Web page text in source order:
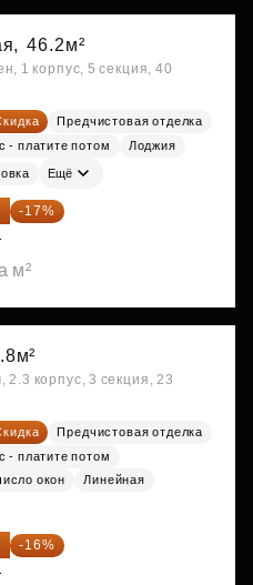
46.2м²
1 корпус, 5 секция, 40
Предчистовая отделка
- платите потом
Лоджия
Ещё
-17%
м²
корпус, 3 секция, 23
Предчистовая отделка
- платите потом
окон
Линейная
-16%